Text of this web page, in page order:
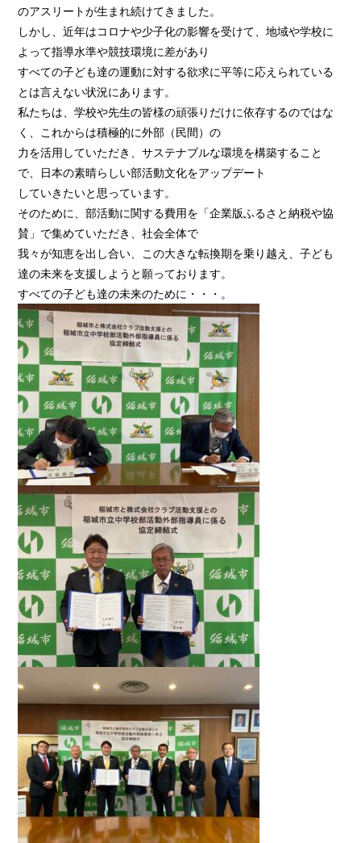
のアスリートが生まれ続けてきました。
しかし、近年はコロナや少子化の影響を受けて、地域や学校に
よって指導水準や競技環境に差があり
すべての子ども達の運動に対する欲求に平等に応えられている
とは言えない状況にあります。
私たちは、学校や先生の皆様の頑張りだけに依存するのではな
く、これからは積極的に外部（民間）の
力を活用していただき、サステナブルな環境を構築すること
で、日本の素晴らしい部活動文化をアップデート
していきたいと思っています。
そのために、部活動に関する費用を「企業版ふるさと納税や協
賛」で集めていただき、社会全体で
我々が知恵を出し合い、この大きな転換期を乗り越え、子ども
達の未来を支援しようと願っております。
すべての子ども達の未来のために・・・。